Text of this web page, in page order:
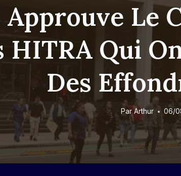
Approuve Le
HITRA Qui
Des
Par Arthur 06/